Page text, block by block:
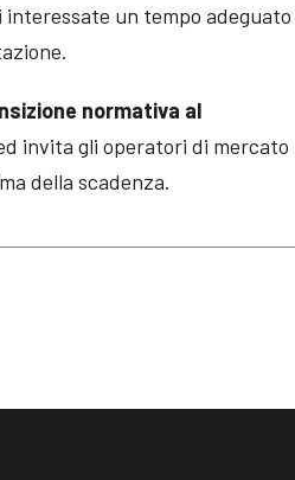
interessate un tempo adeguato
normativa al
invita gli operatori di mercato
della scadenza.